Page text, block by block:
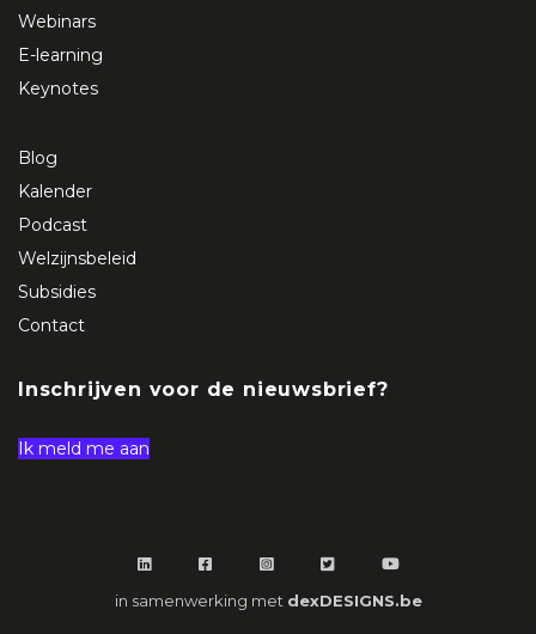
Webinars
E-learning
Keynotes
Blog
Kalender
Podcast
Welzijnsbeleid
Subsidies
Contact
Inschrijven voor de nieuwsbrief?
Ik meld me aan
in samenwerking met dexDESIGNS.be